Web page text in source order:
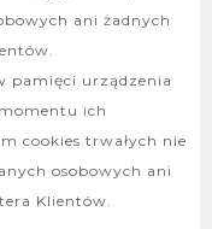
ani żadnych
pamięci urządzenia
ich
cookies trwałych nie
osobowych ani
Klientów.